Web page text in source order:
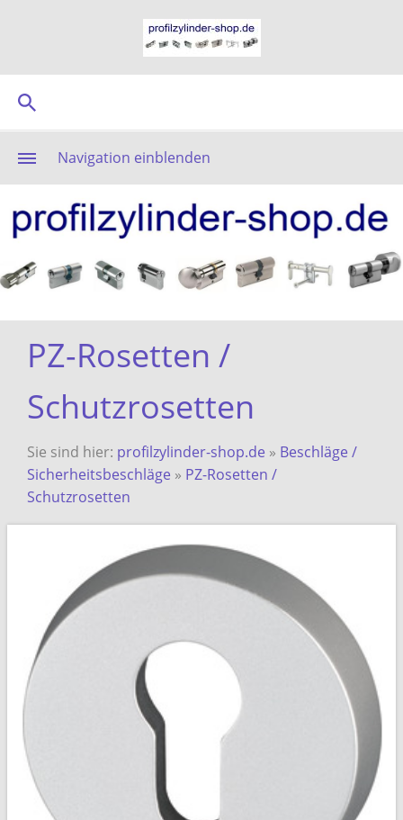
Navigation einblenden
PZ-Rosetten /
Schutzrosetten
Sie sind hier: profilzylinder-shop.de » Beschläge /
Sicherheitsbeschläge » PZ-Rosetten /
Schutzrosetten